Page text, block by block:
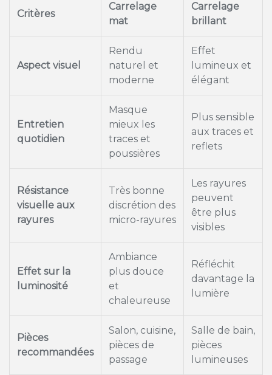
Critères
Carrelage
mat
Carrelage
brillant
Aspect visuel
Rendu
naturel et
moderne
Effet
lumineux et
élégant
Entretien
quotidien
Masque
mieux les
traces et
poussières
Plus sensible
aux traces et
reflets
Résistance
visuelle aux
rayures
Très bonne
discrétion des
micro-rayures
Les rayures
peuvent
être plus
visibles
Effet sur la
luminosité
Ambiance
plus douce
et
chaleureuse
Réfléchit
davantage la
lumière
Pièces
recommandées
Salon, cuisine,
pièces de
passage
Salle de bain,
pièces
lumineuses